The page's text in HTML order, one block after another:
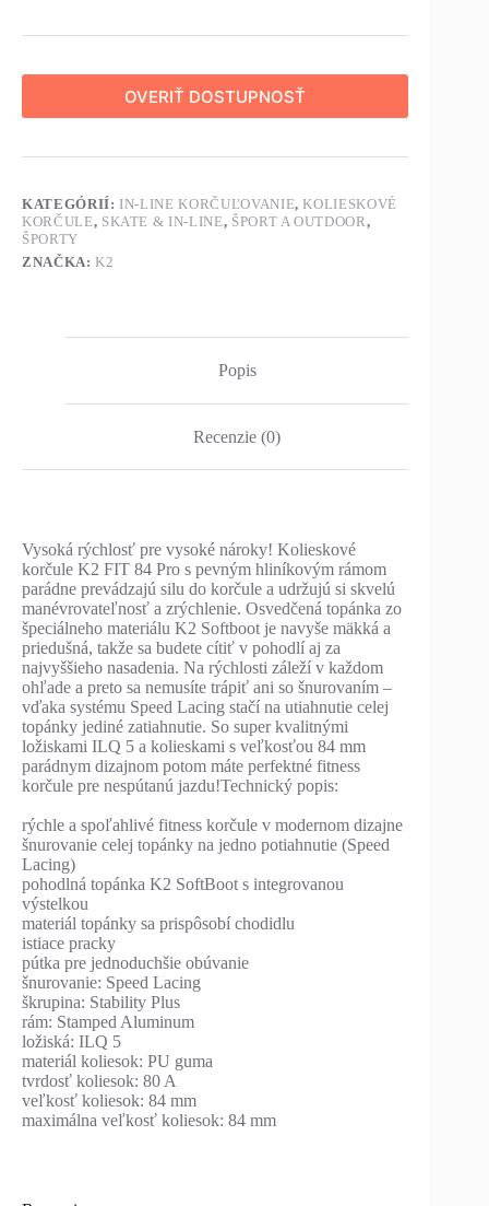
OVERIŤ DOSTUPNOSŤ
KATEGÓRIÍ: IN-LINE KORČUĽOVANIE,KOLIESKOVÉ
KORČULE, SKATE & IN-LINE, ŠPORT A OUTDOOR,
ŠPORTY
ZNAČKA:K2
Popis
Recenzie (0)
Vysoká rýchlosť pre vysoké nároky! Kolieskové
korčule K2 FIT 84 Pro s pevným hliníkovým rámom
parádne prevádzajú silu do korčule a udržujú si skvelú
manévrovateľnosť a zrýchlenie. Osvedčená topánka zo
špeciálneho materiálu K2 Softboot je navyše mäkká a
priedušná, takže sa budete cítiť v pohodlí aj za
najvyššieho nasadenia. Na rýchlosti záleží v každom
ohľade a preto sa nemusíte trápiť ani so šnurovaním –
vďaka systému Speed Lacing stačí na utiahnutie celej
topánky jediné zatiahnutie. So super kvalitnými
ložiskami ILQ 5 a kolieskami s veľkosťou 84 mm
parádnym dizajnom potom máte perfektné fitness
korčule pre nespútanú jazdu!Technický popis:
rýchle a spoľahlivé fitness korčule v modernom dizajne
šnurovanie celej topánky na jedno potiahnutie (Speed
Lacing)
pohodlná topánka K2 SoftBoot s integrovanou
výstelkou
materiál topánky sa prispôsobí chodidlu
istiace pracky
pútka pre jednoduchšie obúvanie
šnurovanie: Speed Lacing
škrupina: Stability Plus
rám: Stamped Aluminum
ložiská: ILQ 5
materiál koliesok: PU guma
tvrdosť koliesok: 80 A
veľkosť koliesok: 84 mm
maximálna veľkosť koliesok: 84 mm